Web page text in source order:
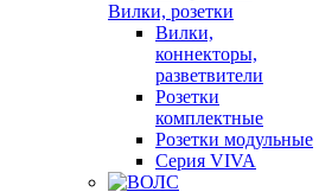
Вилки, розетки
Вилки,
коннекторы,
разветвители
Розетки
комплектные
Розетки модульные
Серия VIVA